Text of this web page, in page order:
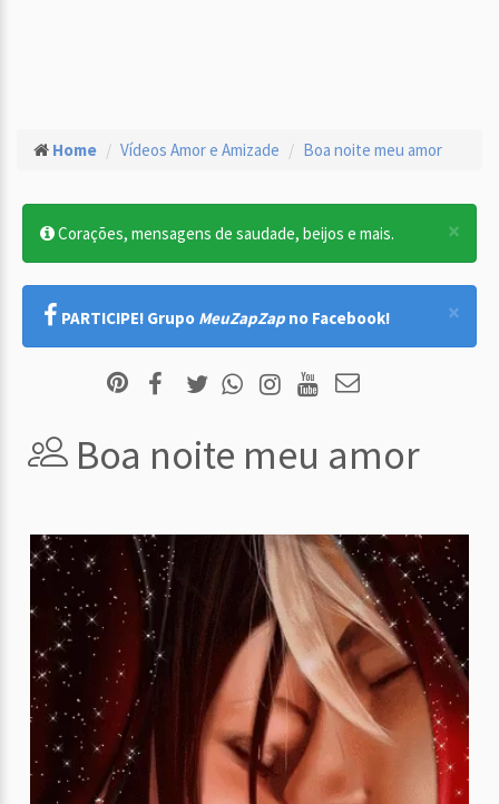
Home Vídeos Amor e Amizade Boa noite meu amor
×
Corações, mensagens de saudade, beijos e mais.
×
PARTICIPE! Grupo MeuZapZap no Facebook!
Boa noite meu amor